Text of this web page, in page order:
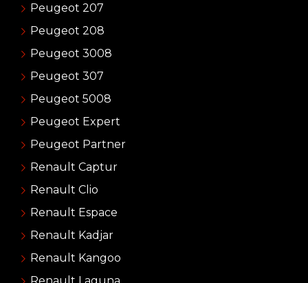
Peugeot 207
Peugeot 208
Peugeot 3008
Peugeot 307
Peugeot 5008
Peugeot Expert
Peugeot Partner
Renault Captur
Renault Clio
Renault Espace
Renault Kadjar
Renault Kangoo